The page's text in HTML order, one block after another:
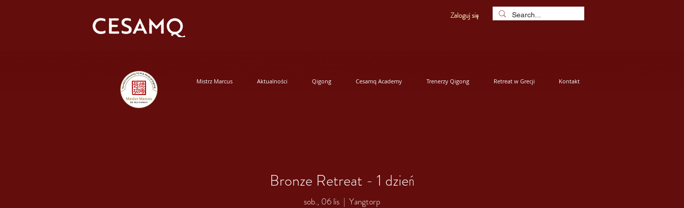
Zaloguj się
Mistrz Marcus Aktualności Qigong Cesamq Academy Trenerzy Qigong Retreat w Grecji Kontakt
Bronze Retreat - 1 dzień
sob., 06 lis
  |
Yangtorp